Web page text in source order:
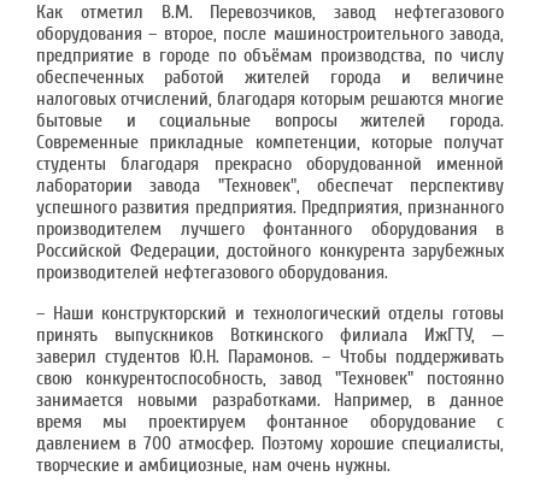
Как отметил В.М. Перевозчиков, завод нефтегазового
оборудования – второе, после машиностроительного завода,
предприятие в городе по объёмам производства, по числу
обеспеченных работой жителей города и величине
налоговых отчислений, благодаря которым решаются многие
бытовые и социальные вопросы жителей города.
Современные прикладные компетенции, которые получат
студенты благодаря прекрасно оборудованной именной
лаборатории завода "Техновек", обеспечат перспективу
успешного развития предприятия. Предприятия, признанного
производителем лучшего фонтанного оборудования в
Российской Федерации, достойного конкурента зарубежных
производителей нефтегазового оборудования.
– Наши конструкторский и технологический отделы готовы
принять выпускников Воткинского филиала ИжГТУ, —
заверил студентов Ю.Н. Парамонов. – Чтобы поддерживать
свою конкурентоспособность, завод "Техновек" постоянно
занимается новыми разработками. Например, в данное
время мы проектируем фонтанное оборудование с
давлением в 700 атмосфер. Поэтому хорошие специалисты,
творческие и амбициозные, нам очень нужны.